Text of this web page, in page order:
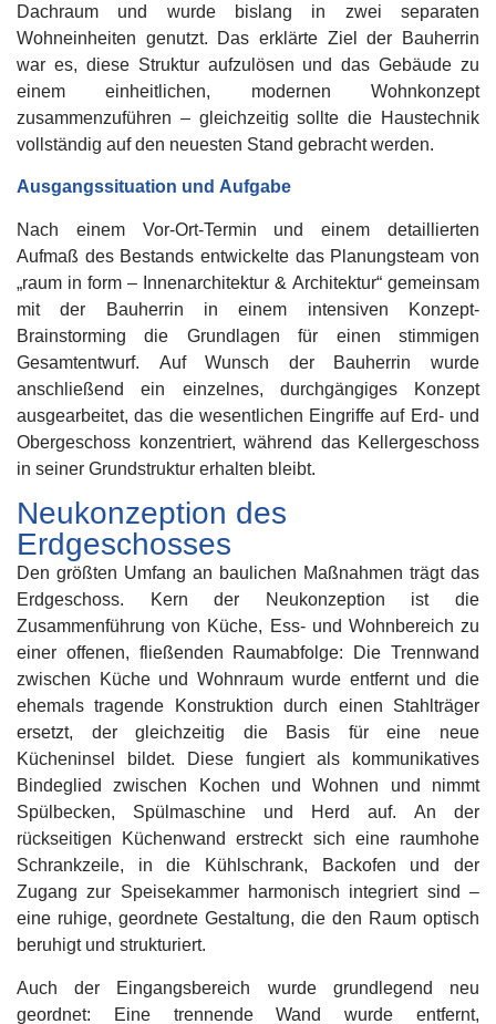
Dachraum und wurde bislang in zwei separaten
Wohneinheiten genutzt. Das erklärte Ziel der Bauherrin
war es, diese Struktur aufzulösen und das Gebäude zu
einem einheitlichen, modernen Wohnkonzept
zusammenzuführen – gleichzeitig sollte die Haustechnik
vollständig auf den neuesten Stand gebracht werden.
Ausgangssituation und Aufgabe
Nach einem Vor-Ort-Termin und einem detaillierten
Aufmaß des Bestands entwickelte das Planungsteam von
„raum in form – Innenarchitektur & Architektur“ gemeinsam
mit der Bauherrin in einem intensiven Konzept-
Brainstorming die Grundlagen für einen stimmigen
Gesamtentwurf. Auf Wunsch der Bauherrin wurde
anschließend ein einzelnes, durchgängiges Konzept
ausgearbeitet, das die wesentlichen Eingriffe auf Erd- und
Obergeschoss konzentriert, während das Kellergeschoss
in seiner Grundstruktur erhalten bleibt.
Neukonzeption des
Erdgeschosses
Den größten Umfang an baulichen Maßnahmen trägt das
Erdgeschoss. Kern der Neukonzeption ist die
Zusammenführung von Küche, Ess- und Wohnbereich zu
einer offenen, fließenden Raumabfolge: Die Trennwand
zwischen Küche und Wohnraum wurde entfernt und die
ehemals tragende Konstruktion durch einen Stahlträger
ersetzt, der gleichzeitig die Basis für eine neue
Kücheninsel bildet. Diese fungiert als kommunikatives
Bindeglied zwischen Kochen und Wohnen und nimmt
Spülbecken, Spülmaschine und Herd auf. An der
rückseitigen Küchenwand erstreckt sich eine raumhohe
Schrankzeile, in die Kühlschrank, Backofen und der
Zugang zur Speisekammer harmonisch integriert sind –
eine ruhige, geordnete Gestaltung, die den Raum optisch
beruhigt und strukturiert.
Auch der Eingangsbereich wurde grundlegend neu
geordnet: Eine trennende Wand wurde entfernt,